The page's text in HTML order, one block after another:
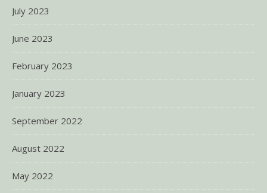
July 2023
June 2023
February 2023
January 2023
September 2022
August 2022
May 2022